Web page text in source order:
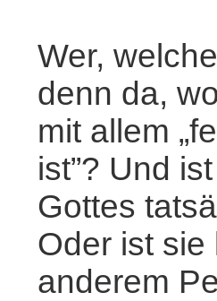
Wer,
denn da,
mit allem
ist”? Und
Gottes
Oder ist sie
anderem